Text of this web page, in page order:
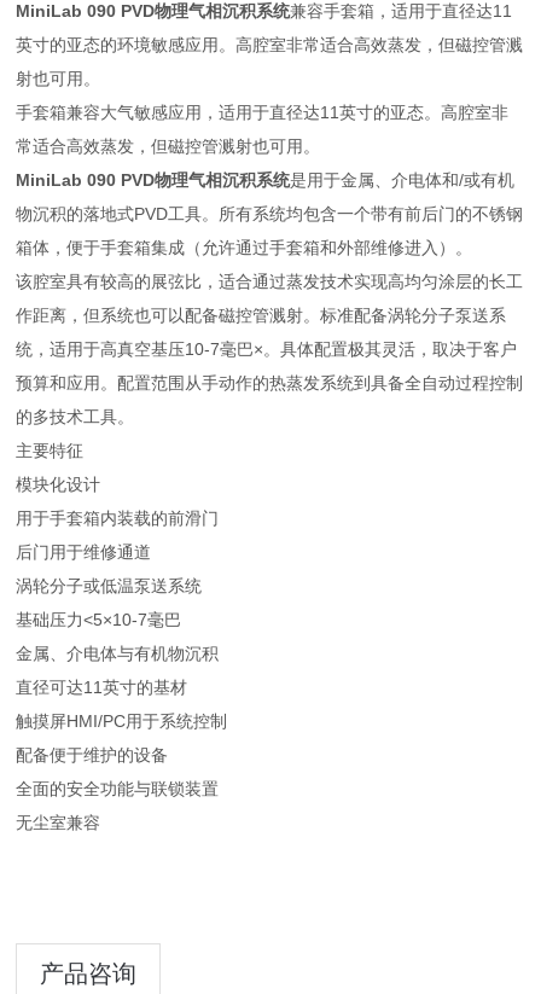
MiniLab 090 PVD物理气相沉积系统兼容手套箱，适用于直径达11
英寸的亚态的环境敏感应用。高腔室非常适合高效蒸发，但磁控管溅
射也可用。
手套箱兼容大气敏感应用，适用于直径达11英寸的亚态。高腔室非
常适合高效蒸发，但磁控管溅射也可用。
MiniLab 090 PVD物理气相沉积系统是用于金属、介电体和/或有机
物沉积的落地式PVD工具。所有系统均包含一个带有前后门的不锈钢
箱体，便于手套箱集成（允许通过手套箱和外部维修进入）。
该腔室具有较高的展弦比，适合通过蒸发技术实现高均匀涂层的长工
作距离，但系统也可以配备磁控管溅射。标准配备涡轮分子泵送系
统，适用于高真空基压10-7毫巴×。具体配置极其灵活，取决于客户
预算和应用。配置范围从手动作的热蒸发系统到具备全自动过程控制
的多技术工具。
主要特征
模块化设计
用于手套箱内装载的前滑门
后门用于维修通道
涡轮分子或低温泵送系统
基础压力<5×10-7毫巴
金属、介电体与有机物沉积
直径可达11英寸的基材
触摸屏HMI/PC用于系统控制
配备便于维护的设备
全面的安全功能与联锁装置
无尘室兼容
产品咨询